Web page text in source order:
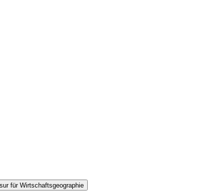
für Wirtschaftsgeographie